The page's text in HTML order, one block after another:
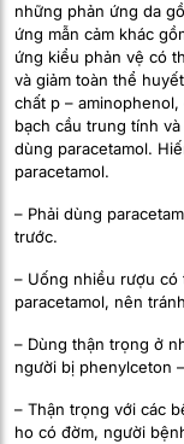
những phản ứng da
ứng mẫn cảm khác
ứng kiểu phản vệ có
và giảm toàn thể
chất p –
bạch cầu trung tính
dùng paracetamol.
paracetamol.
– Phải dùng
trước.
– Uống nhiều rượu có
paracetamol, nên
– Dùng thận trọng ở
người bị phenylceton
– Thận trọng với các
ho có đờm, người